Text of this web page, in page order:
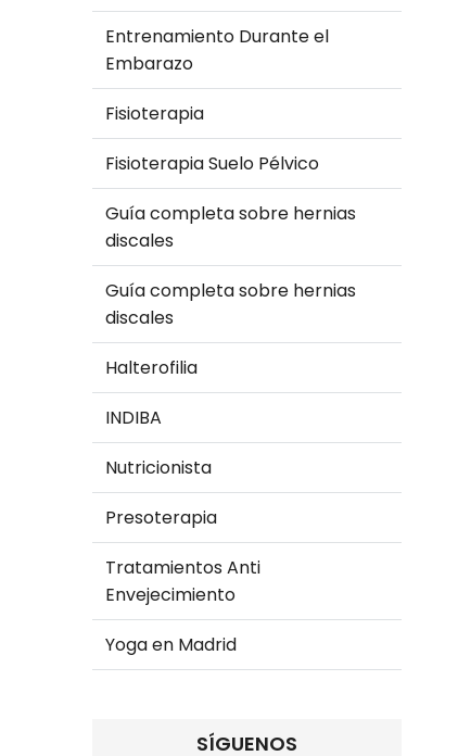
Entrenamiento Durante el
Embarazo
Fisioterapia
Fisioterapia Suelo Pélvico
Guía completa sobre hernias
discales
Guía completa sobre hernias
discales
Halterofilia
INDIBA
Nutricionista
Presoterapia
Tratamientos Anti
Envejecimiento
Yoga en Madrid
SÍGUENOS